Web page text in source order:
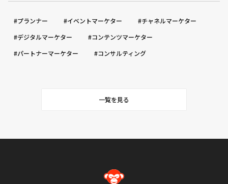
#プランナー #イベントマーケター
#チャネルマーケター
#デジタルマーケター
#コンテンツマーケター
#パートナーマーケター
#コンサルティング
一覧を見る